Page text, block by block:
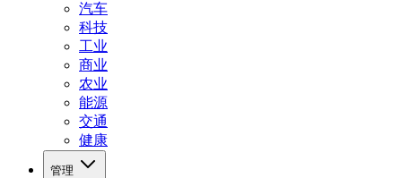
汽车
科技
工业
商业
农业
能源
交通
健康
管理